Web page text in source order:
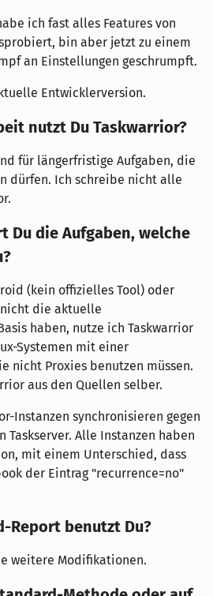
ich fast alles Features von
bin aber jetzt zu einem
an Einstellungen geschrumpft.
Entwicklerversion.
nutzt Du Taskwarrior?
für längerfristige Aufgaben, die
dürfen. Ich schreibe nicht alle
Du die Aufgaben, welche
(kein offizielles Tool) oder
die aktuelle
haben, nutze ich Taskwarrior
Systemen mit einer
nicht Proxies benutzen müssen.
aus den Quellen selber.
Instanzen synchronisieren gegen
Taskserver. Alle Instanzen haben
mit einem Unterschied, dass
der Eintrag "recurrence=no"
Report benutzt Du?
weitere Modifikationen.